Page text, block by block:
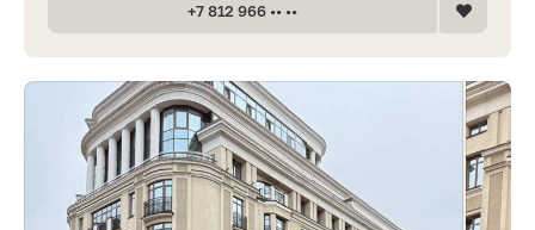
+7 812 966 •• ••